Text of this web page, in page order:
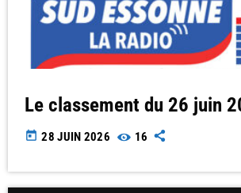
Le classement du 26 juin
today 28 JUIN 2026 16